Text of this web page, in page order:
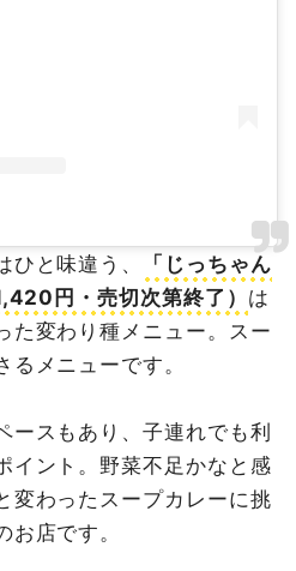
と味違う、
「じっちゃん
円・売切次第終了） は
た変わり種メニュー。スー
メニューです。
ースもあり、子連れでも利
イント。野菜不足かなと感
変わったスープカレーに挑
店です。